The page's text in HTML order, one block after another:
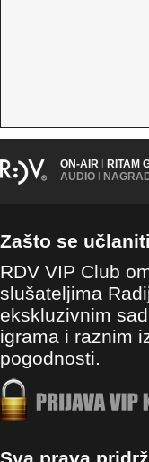
ON-AIR | RITAM
AUDIO |
Zašto se
RDV VIP Club
slušateljima
ekskluzivnim
igrama i raznim
pogodnosti.